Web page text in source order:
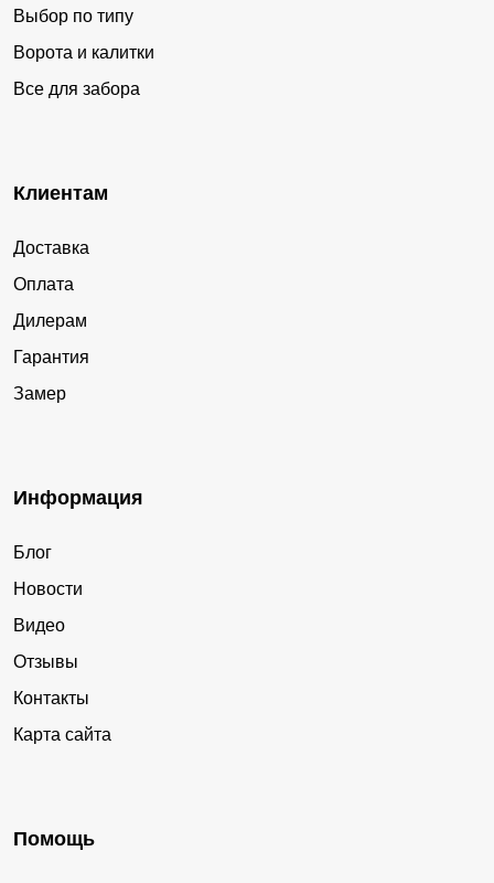
Выбор по типу
Ворота и калитки
Все для забора
Клиентам
Доставка
Оплата
Дилерам
Гарантия
Замер
Информация
Блог
Новости
Видео
Отзывы
Контакты
Карта сайта
Помощь